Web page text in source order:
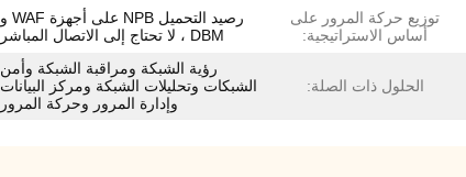
توزيع حركة المرور على
أساس الاستراتيجية:
رصيد التحميل NPB على أجهزة WAF و
DBM ، لا تحتاج إلى الاتصال المباشر
الحلول ذات الصلة:
رؤية الشبكة ومراقبة الشبكة وأمن
الشبكات وتحليلات الشبكة ومركز البيانات
وإدارة المرور وحركة المرور